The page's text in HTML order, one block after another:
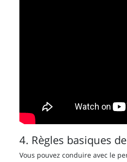
4. Règles basiques
Vous pouvez conduire avec le